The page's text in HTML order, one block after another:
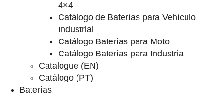
4×4
Catálogo de Baterías para Vehículo
Industrial
Catálogo Baterías para Moto
Catálogo Baterías para Industria
Catalogue (EN)
Catálogo (PT)
Baterías